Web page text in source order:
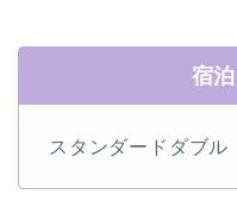
宿
スタンダードダブル